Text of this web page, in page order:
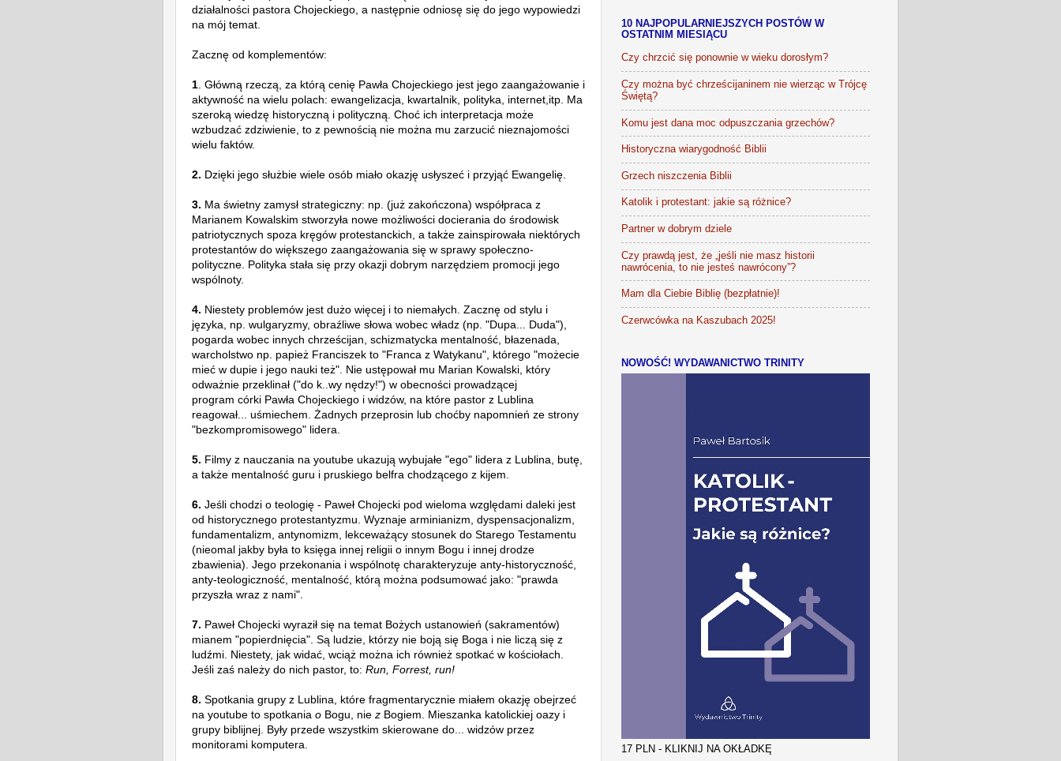
działalności pastora Chojeckiego, a następnie odniosę się do jego wypowiedzi
na mój temat.
Zacznę od komplementów:
1 . Główną rzeczą, za którą cenię Pawła Chojeckiego jest jego zaangażowanie i
aktywność na wielu polach: ewangelizacja, kwartalnik, polityka, internet,itp. Ma
szeroką wiedzę historyczną i polityczną. Choć ich interpretacja może
wzbudzać zdziwienie, to z pewnością nie można mu zarzucić nieznajomości
wielu faktów.
2. Dzięki jego służbie wiele osób miało okazję usłyszeć i przyjąć Ewangelię.
3. Ma świetny zamysł strategiczny: np. (już zakończona) współpraca z
Marianem Kowalskim stworzyła nowe możliwości docierania do środowisk
patriotycznych spoza kręgów protestanckich, a także zainspirowała niektórych
protestantów do większego zaangażowania się w sprawy społeczno-
polityczne. Polityka stała się przy okazji dobrym narzędziem promocji jego
wspólnoty.
4. Niestety problemów jest dużo więcej i to niemałych. Zacznę od stylu i
języka, np. wulgaryzmy, obraźliwe słowa wobec władz (np. "Dupa... Duda")
pogarda wobec innych chrześcijan, schizmatycka mentalność, błazenada,
warcholstwo np. papież Franciszek to "Franca z Watykanu", którego "możecie
mieć w dupie i jego nauki też". Nie ustępował mu Marian Kowalski, który
odważnie przeklinał ("do k..wy nędzy!") w obecności prowadzącej
program córki Pawła Chojeckiego i widzów, na które pastor z Lublina
reagował... uśmiechem. Żadnych przeprosin lub choćby napomnień ze strony
"bezkompromisowego" lidera.
5. Filmy z nauczania na youtube ukazują wybujałe "ego" lidera z Lublina, butę,
a także mentalność guru i pruskiego belfra chodzącego z kijem.
6. Jeśli chodzi o teologię - Paweł Chojecki pod wieloma względami daleki jest
od historycznego protestantyzmu. Wyznaje arminianizm, dyspensacjonalizm,
fundamentalizm, antynomizm, lekceważący stosunek do Starego Testamentu
(nieomal jakby była to księga innej religii o innym Bogu i innej drodze
zbawienia). Jego przekonania i wspólnotę charakteryzuje anty-historyczność,
anty-teologiczność, mentalność, którą można podsumować jako: "prawda
przyszła wraz z nami".
7. Paweł Chojecki wyraził się na temat Bożych ustanowień (sakramentów)
mianem "popierdnięcia". Są ludzie, którzy nie boją się Boga i nie liczą się z
ludźmi. Niestety, jak widać, wciąż można ich również spotkać w kościołach.
Jeśli zaś należy do nich pastor, to: Run, Forrest, run!
8. Spotkania grupy z Lublina, które fragmentarycznie miałem okazję obejrzeć
na youtube to spotkania o Bogu, nie z Bogiem. Mieszanka katolickiej oazy i
grupy biblijnej. Były przede wszystkim skierowane do... widzów przez
monitorami komputera.
10 NAJPOPULARNIEJSZYCH POSTÓW W
OSTATNIM MIESIĄCU
Czy chrzcić się ponownie w wieku dorosłym?
Czy można być chrześcijaninem nie wierząc w Trójcę
Świętą?
Komu jest dana moc odpuszczania grzechów?
Historyczna wiarygodność Biblii
Grzech niszczenia Biblii
Katolik i protestant: jakie są różnice?
Partner w dobrym dziele
Czy prawdą jest, że „jeśli nie masz historii
nawrócenia, to nie jesteś nawrócony”?
Mam dla Ciebie Biblię (bezpłatnie)!
Czerwcówka na Kaszubach 2025!
NOWOŚĆ! WYDAWANICTWO TRINITY
17 PLN - KLIKNIJ NA OKŁADKĘ